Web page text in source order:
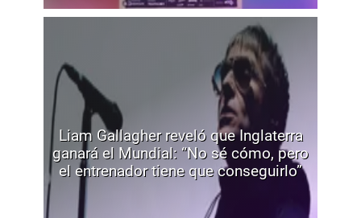
Liam Gallagher reveló que Inglaterra
ganará el Mundial: “No sé cómo, pero
el entrenador tiene que conseguirlo”